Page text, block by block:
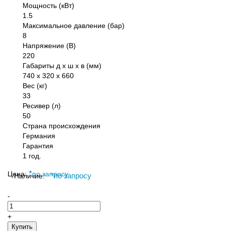
Мощность (кВт)
1.5
Максимальное давление (бар)
8
Напряжение (В)
220
Габариты д х ш х в (мм)
740 х 320 х 660
Вес (кг)
33
Ресивер (л)
50
Страна происхождения
Германия
Гарантия
1 год.
Цена: *по запросу
Наличие: *по запросу
-
+
Купить